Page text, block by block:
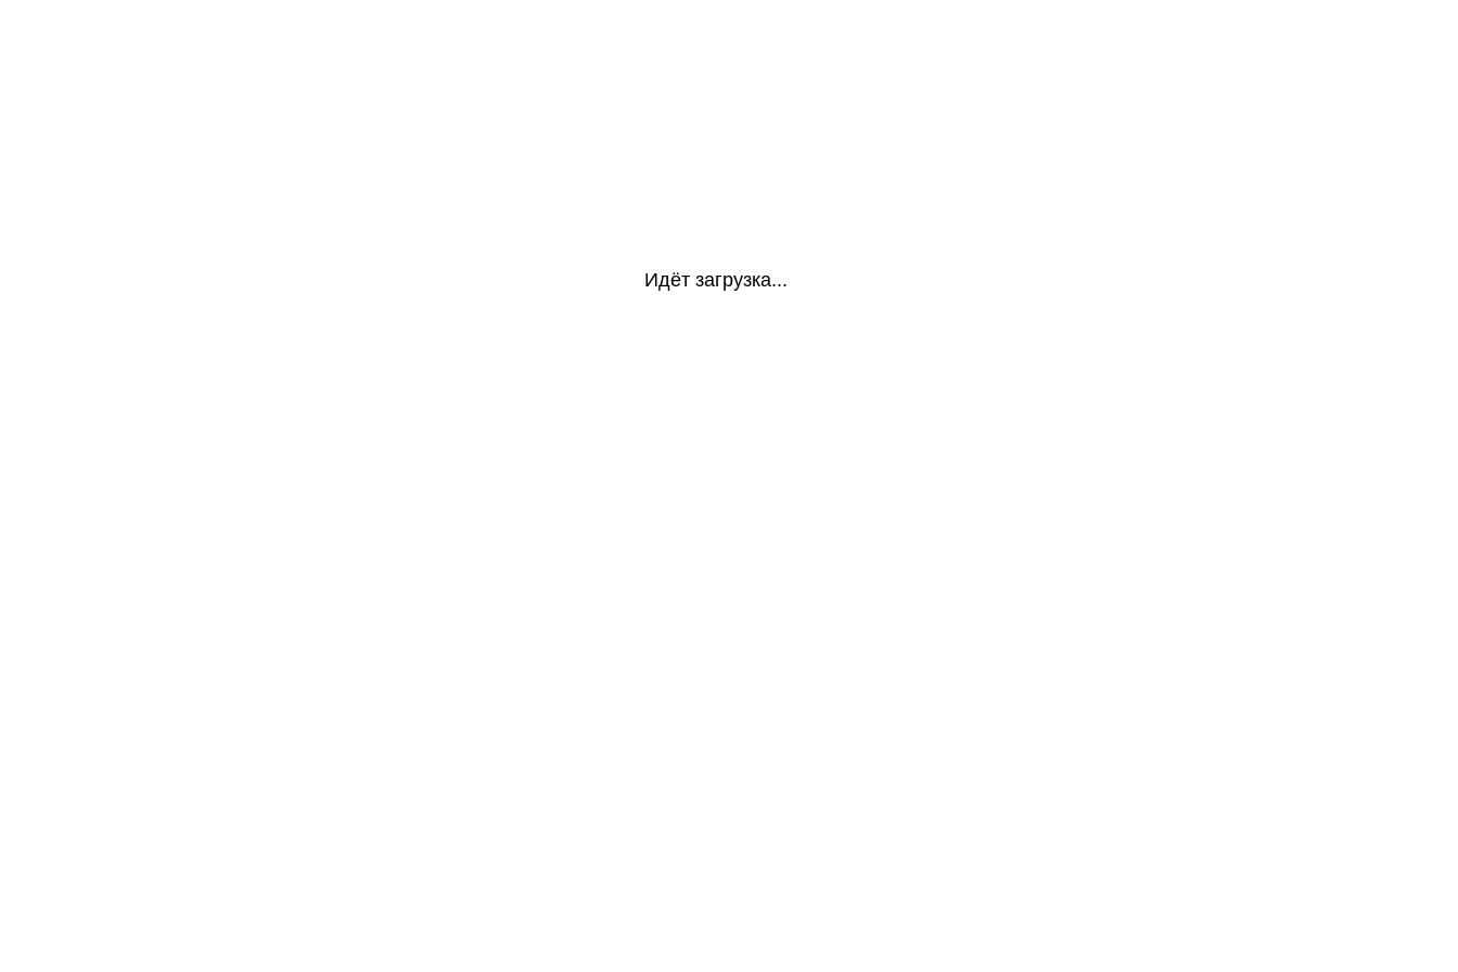
Идёт загрузка...